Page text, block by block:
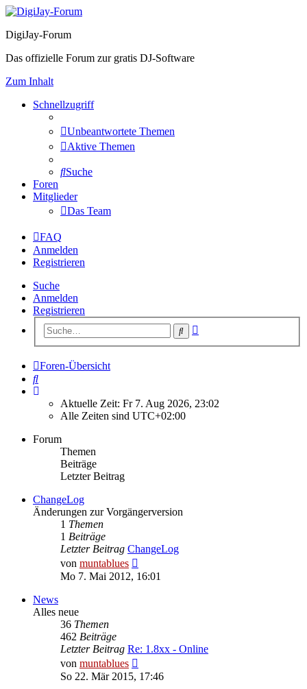
DigiJay-Forum
Das offizielle Forum zur gratis DJ-Software
Zum Inhalt
Schnellzugriff
Unbeantwortete Themen
Aktive Themen
Suche
Foren
Mitglieder
Das Team
FAQ
Anmelden
Registrieren
Suche
Anmelden
Registrieren
Suche
Foren-Übersicht
Suche
Aktuelle Zeit: Fr 7. Aug 2026, 23:02
Alle Zeiten sind UTC+02:00
Forum
Themen
Beiträge
Letzter Beitrag
ChangeLog
Änderungen zur Vorgängerversion
1 Themen
1 Beiträge
Letzter Beitrag ChangeLog
von muntablues
Beitrag
Mo 7. Mai 2012, 16:01
News
Alles neue
36 Themen
462 Beiträge
Letzter Beitrag Re: 1.8xx - Online
von muntablues
Beitrag
So 22. Mär 2015, 17:46